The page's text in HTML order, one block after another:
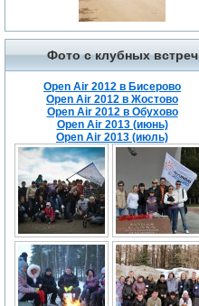
Фото с клубных встреч
Open Air 2012 в Бисерово
Open Air 2012 в Жостово
Open Air 2012 в Обухово
Open Air 2013 (июнь)
Open Air 2013 (июль)